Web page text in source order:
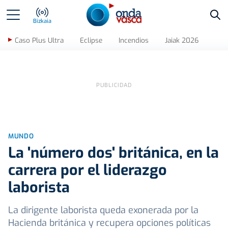
Bizkaia
Caso Plus Ultra Eclipse Incendios Jaiak 2026
MUNDO
La 'número dos' británica, en la
carrera por el liderazgo
laborista
La dirigente laborista queda exonerada por la
Hacienda británica y recupera opciones políticas